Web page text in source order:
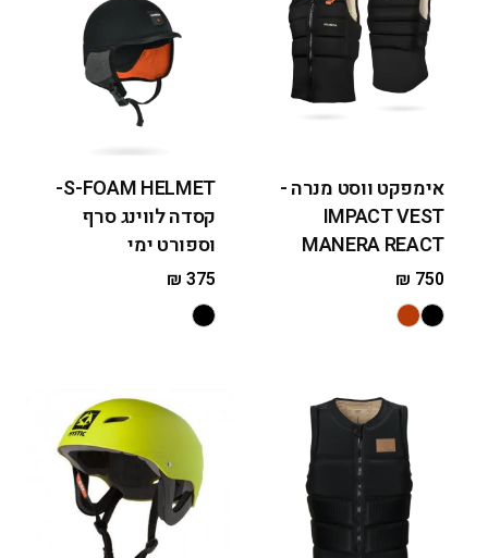
אימפקט ווסט מנרה -
IMPACT VEST
MANERA REACT
₪ 750
S-FOAM HELMET-
קסדה לווינג סרף
וספורט ימי
₪ 375